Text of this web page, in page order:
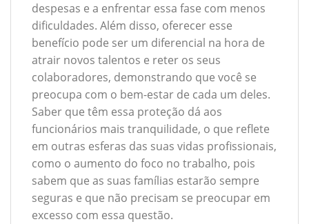
despesas e a enfrentar essa fase com menos
dificuldades. Além disso, oferecer esse
benefício pode ser um diferencial na hora de
atrair novos talentos e reter os seus
colaboradores, demonstrando que você se
preocupa com o bem-estar de cada um deles.
Saber que têm essa proteção dá aos
funcionários mais tranquilidade, o que reflete
em outras esferas das suas vidas profissionais,
como o aumento do foco no trabalho, pois
sabem que as suas famílias estarão sempre
seguras e que não precisam se preocupar em
excesso com essa questão.